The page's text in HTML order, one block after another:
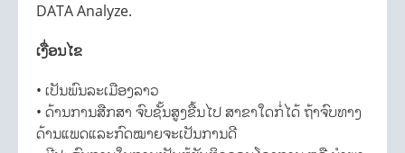
DATA Analyze.
ເງື່ອນໄຂ
• ເປັນພົນລະເມືອງລາວ
• ດ້ານການສືກສາ ຈົບຊັ້ນສູງຂື້ນໄປ ສາຂາໃດກໍ່ໄດ້ ຖ້າຈົບທາງ
ດ້ານແພດແລະກົດໝາຍຈະເປັນການດີ